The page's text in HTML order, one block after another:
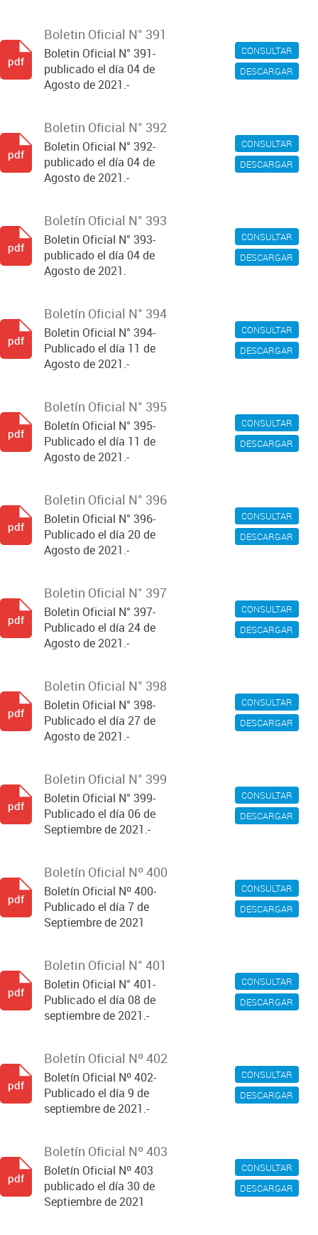
CONSULTAR
DESCARGAR
Boletin Oficial N° 391
Boletin Oficial N° 391-
publicado el día 04 de
Agosto de 2021.-
pdf
CONSULTAR
DESCARGAR
Boletin Oficial N° 392
Boletin Oficial N° 392-
publicado el día 04 de
Agosto de 2021.-
pdf
CONSULTAR
DESCARGAR
Boletín Oficial N° 393
Boletin Oficial N° 393-
publicado el día 04 de
Agosto de 2021.
pdf
CONSULTAR
DESCARGAR
Boletín Oficial N° 394
Boletin Oficial N° 394-
Publicado el día 11 de
Agosto de 2021.-
pdf
CONSULTAR
DESCARGAR
Boletín Oficial N° 395
Boletín Oficial N° 395-
Publicado el día 11 de
Agosto de 2021.-
pdf
CONSULTAR
DESCARGAR
Boletin Oficial N° 396
Boletin Oficial N° 396-
Publicado el día 20 de
Agosto de 2021.-
pdf
CONSULTAR
DESCARGAR
Boletin Oficial N° 397
Boletin Oficial N° 397-
Publicado el día 24 de
Agosto de 2021.-
pdf
CONSULTAR
DESCARGAR
Boletin Oficial N° 398
Boletin Oficial N° 398-
Publicado el día 27 de
Agosto de 2021.-
pdf
CONSULTAR
DESCARGAR
Boletin Oficial N° 399
Boletin Oficial N° 399-
Publicado el día 06 de
Septiembre de 2021.-
pdf
CONSULTAR
DESCARGAR
Boletín Oficial Nº 400
Boletín Oficial Nº 400-
Publicado el día 7 de
Septiembre de 2021
pdf
CONSULTAR
DESCARGAR
Boletin Oficial N° 401
Boletin Oficial N° 401-
Publicado el día 08 de
septiembre de 2021.-
pdf
CONSULTAR
DESCARGAR
Boletín Oficial Nº 402
Boletín Oficial Nº 402-
Publicado el día 9 de
septiembre de 2021.-
pdf
CONSULTAR
DESCARGAR
Boletín Oficial Nº 403
Boletín Oficial Nº 403
publicado el día 30 de
Septiembre de 2021
pdf